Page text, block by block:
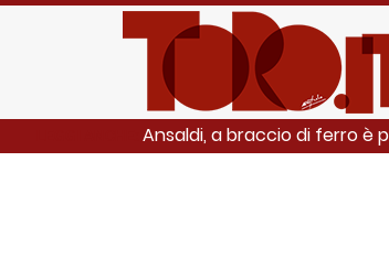
Ansaldi, a braccio di ferro è